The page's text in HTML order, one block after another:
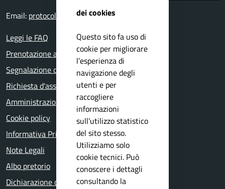
Email: protocollo@comune.salo.bs.it
Leggi le FAQ
Prenotazione appuntamento
Segnalazione disservizio
Richiesta d'assistenza
Amministrazione trasparente
Cookie policy
Informativa Privacy
Note Legali
Albo pretorio
Dichiarazione di accessibilità
dei cookies
Questo sito fa uso di
cookie per migliorare
l’esperienza di
navigazione degli
utenti e per
raccogliere
informazioni
sull’utilizzo statistico
del sito stesso.
Utilizziamo solo
cookie tecnici. Può
conoscere i dettagli
consultando la